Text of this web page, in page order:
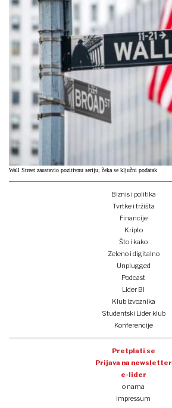
Wall Street zaustavio pozitivnu seriju, čeka se ključni podatak
Biznis i politika
Tvrtke i tržišta
Financije
Kripto
Što i kako
Zeleno i digitalno
Unplugged
Podcast
Lider BI
Klub izvoznika
Studentski Lider klub
Konferencije
Pretplati se
Prijava na newsletter
e-lider
o nama
impressum